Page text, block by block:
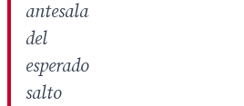
antesala
del
esperado
salto